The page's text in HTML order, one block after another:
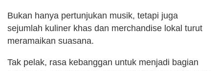
Bukan hanya pertunjukan musik, tetapi juga
sejumlah kuliner khas dan merchandise lokal turut
meramaikan suasana.
Tak pelak, rasa kebanggan untuk menjadi bagian